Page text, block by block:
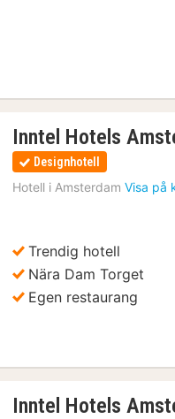
bild
Inntel Hotels
Designhotell
Hotell i Amsterdam Visa på
Trendig hotell
Nära Dam Torget
Egen restaurang
Inntel Hotels